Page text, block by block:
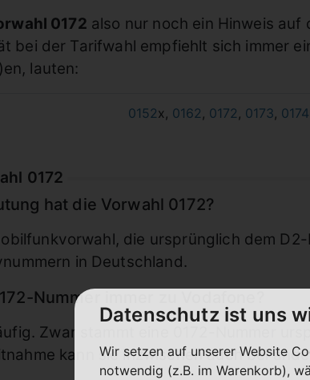
0172 also nur noch ein Hinweis auf
bei der Tarifwahl empfiehlt sich immer
lauten:
0152x, 0162 , 0172 , 0173, 0174
0172
hat die Vorwahl 0172?
die ursprünglich dem
in Deutschland.
Nummer immer zu Vodafone?
Zwar stammt eine 0172-Nummer
kann sie inzwischen auch bei
Datenschutz ist uns
Wir setzen auf unserer Website
notwendig (z.B. im Warenkorb),